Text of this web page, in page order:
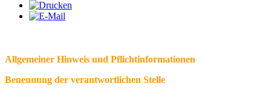
Allgemeiner Hinweis und Pflichtinformationen
Benennung der verantwortlichen Stelle